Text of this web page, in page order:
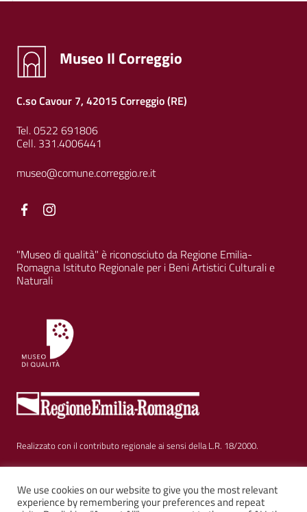
Museo Il Correggio
C.so Cavour 7, 42015 Correggio (RE)
Tel. 0522 691806
Cell. 331.4006441
museo@comune.correggio.re.it
Facebook
"Museo di qualità" è riconosciuto da Regione Emilia-
Romagna Istituto Regionale per i Beni Artistici Culturali e
Naturali
Realizzato con il contributo regionale ai sensi della L.R. 18/2000.
Sezione Link Utili
Privacy | Cookie policy | Note legali | Contatti |
We use cookies on our website to give you the most relevant
experience by remembering your preferences and repeat